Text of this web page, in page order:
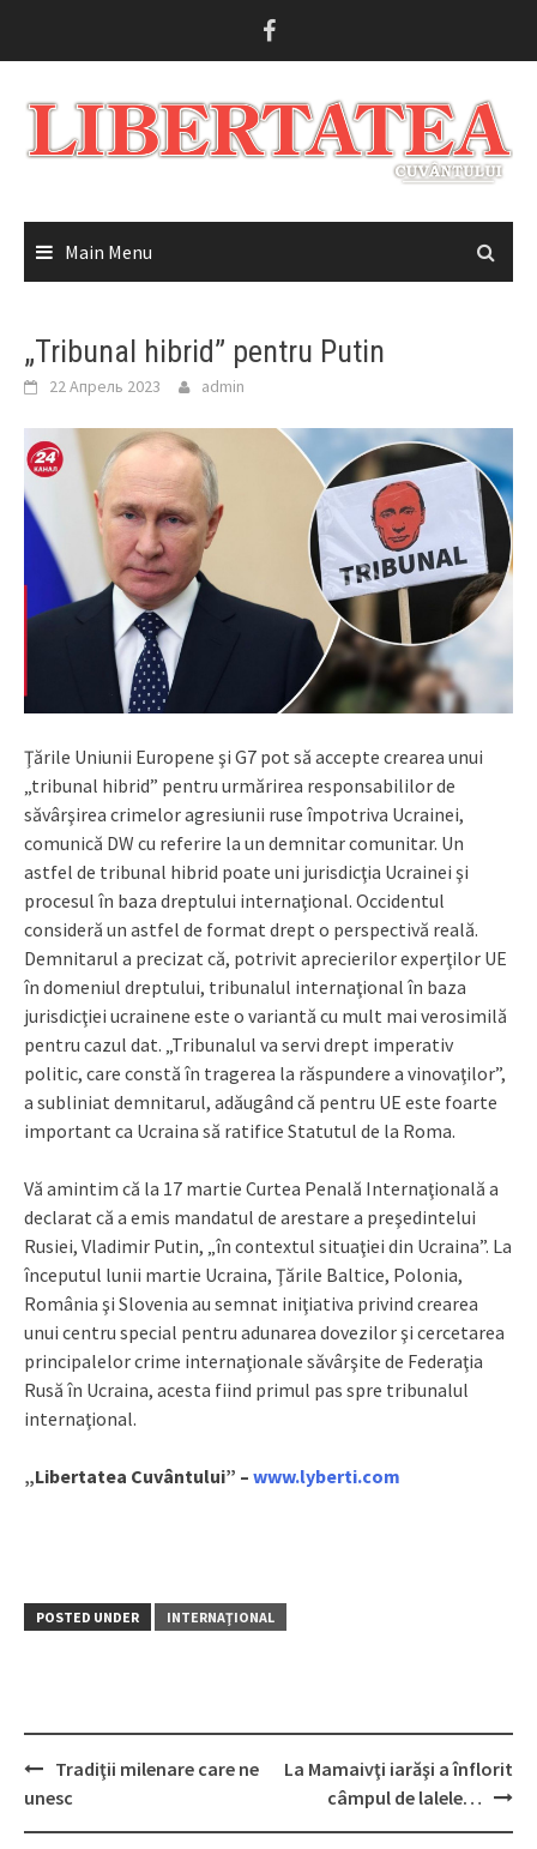
Main Menu
„Tribunal hibrid” pentru Putin
22 Апрель 2023 admin
Ţările Uniunii Europene şi G7 pot să accepte crearea unui
„tribunal hibrid” pentru urmărirea responsabililor de
săvârşirea crimelor agresiunii ruse împotriva Ucrainei,
comunică DW cu referire la un demnitar comunitar. Un
astfel de tribunal hibrid poate uni jurisdicţia Ucrainei şi
procesul în baza dreptului internaţional. Occidentul
consideră un astfel de format drept o perspectivă reală.
Demnitarul a precizat că, potrivit aprecierilor experţilor UE
în domeniul dreptului, tribunalul internaţional în baza
jurisdicţiei ucrainene este o variantă cu mult mai verosimilă
pentru cazul dat. „Tribunalul va servi drept imperativ
politic, care constă în tragerea la răspundere a vinovaţilor”,
a subliniat demnitarul, adăugând că pentru UE este foarte
important ca Ucraina să ratifice Statutul de la Roma.
Vă amintim că la 17 martie Curtea Penală Internaţională a
declarat că a emis mandatul de arestare a preşedintelui
Rusiei, Vladimir Putin, „în contextul situaţiei din Ucraina”. La
începutul lunii martie Ucraina, Ţările Baltice, Polonia,
România şi Slovenia au semnat iniţiativa privind crearea
unui centru special pentru adunarea dovezilor şi cercetarea
principalelor crime internaţionale săvârşite de Federaţia
Rusă în Ucraina, acesta fiind primul pas spre tribunalul
internaţional.
„Libertatea Cuvântului” – www.lyberti.com
POSTED UNDER INTERNAŢIONAL
Post
navigation
Tradiţii milenare care ne
unesc
La Mamaivţi iarăşi a înflorit
câmpul de lalele…